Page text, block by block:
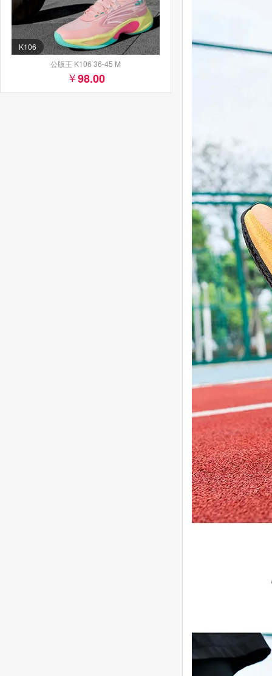
K106
公版王 K106 36-45 M
98.00